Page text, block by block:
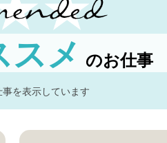
スメ のお仕事
を表示しています